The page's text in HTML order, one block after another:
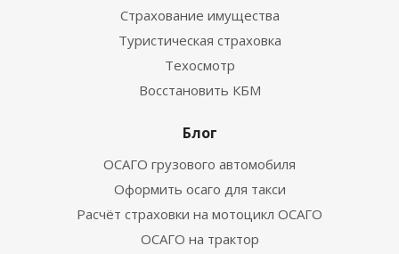
Страхование имущества
Туристическая страховка
Техосмотр
Восстановить КБМ
Блог
ОСАГО грузового автомобиля
Оформить осаго для такси
Расчёт страховки на мотоцикл ОСАГО
ОСАГО на трактор